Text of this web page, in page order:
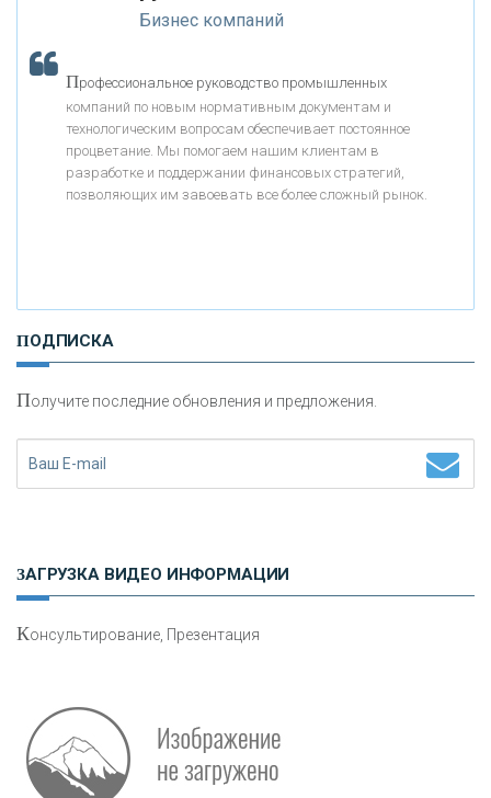
«АБСОЛЮТ БАНК»
«БАНК ВОЗРОЖДЕНИЕ»
АО «КРЕДИТ ЕВРОПА БАНК»
«НАЦИОНАЛЬНЫЙ КЛИРИНГОВЫЙ ЦЕНТР»
«ФК ОТКРЫТИЕ»
«ПРОМРЕГИОНБАНК»
Бизнес компаний
Профессиональное руководство промышленных
компаний по новым нормативным документам и
технологическим вопросам обеспечивает постоянное
процветание. Мы помогаем нашим клиентам в
разработке и поддержании финансовых стратегий,
позволяющих им завоевать все более сложный рынок.
ПОДПИСКА
Получите последние обновления и предложения.
ЗАГРУЗКА ВИДЕО ИНФОРМАЦИИ
Консультирование, Презентация